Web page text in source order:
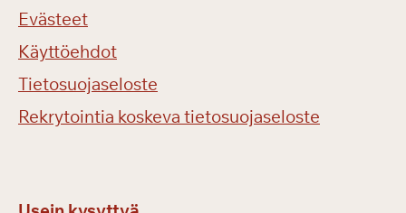
Evästeet
Käyttöehdot
Tietosuojaseloste
Rekrytointia koskeva tietosuojaseloste